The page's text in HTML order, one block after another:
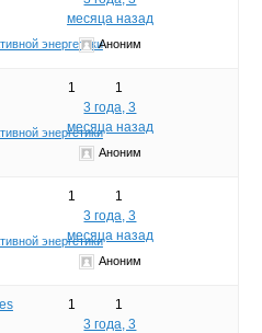
энергетики
месяца назад
Аноним
энергетики
1
1
3 года, 3
месяца назад
Аноним
энергетики
1
1
3 года, 3
месяца назад
Аноним
1
1
3 года, 3